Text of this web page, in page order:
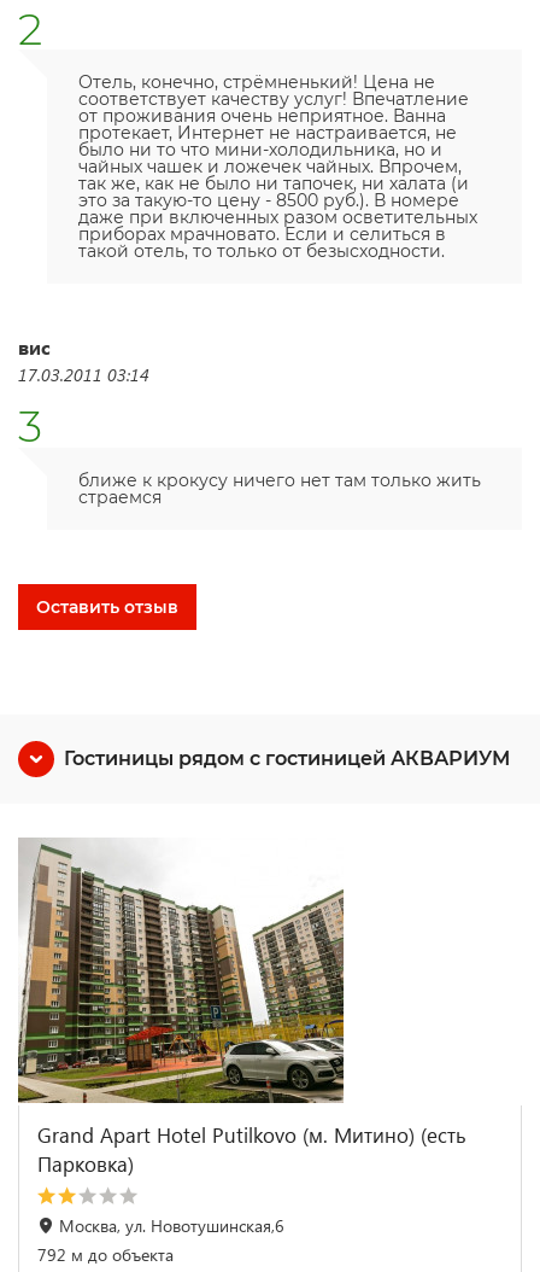
2
Отель, конечно, стрёмненький! Цена не
соответствует качеству услуг! Впечатление
от проживания очень неприятное. Ванна
протекает, Интернет не настраивается, не
было ни то что мини-холодильника, но и
чайных чашек и ложечек чайных. Впрочем,
так же, как не было ни тапочек, ни халата (и
это за такую-то цену - 8500 руб.). В номере
даже при включенных разом осветительных
приборах мрачновато. Если и селиться в
такой отель, то только от безысходности.
вис
17.03.2011 03:14
3
ближе к крокусу ничего нет там только жить
страемся
Оставить отзыв
Гостиницы рядом с гостиницей АКВАРИУМ
Grand Apart Hotel Putilkovo (м. Митино) (есть
Парковка)
Москва, ул. Новотушинская,6
792 м до объекта